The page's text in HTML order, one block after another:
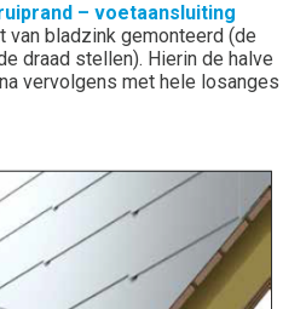
– voetaansluiting
van bladzink gemonteerd (de
draad stellen). Hierin de halve
vervolgens met hele losanges